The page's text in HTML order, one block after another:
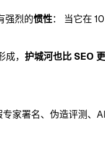
强烈的惯性： 当它在
， 护城河也比 SEO
署名、伪造评测、